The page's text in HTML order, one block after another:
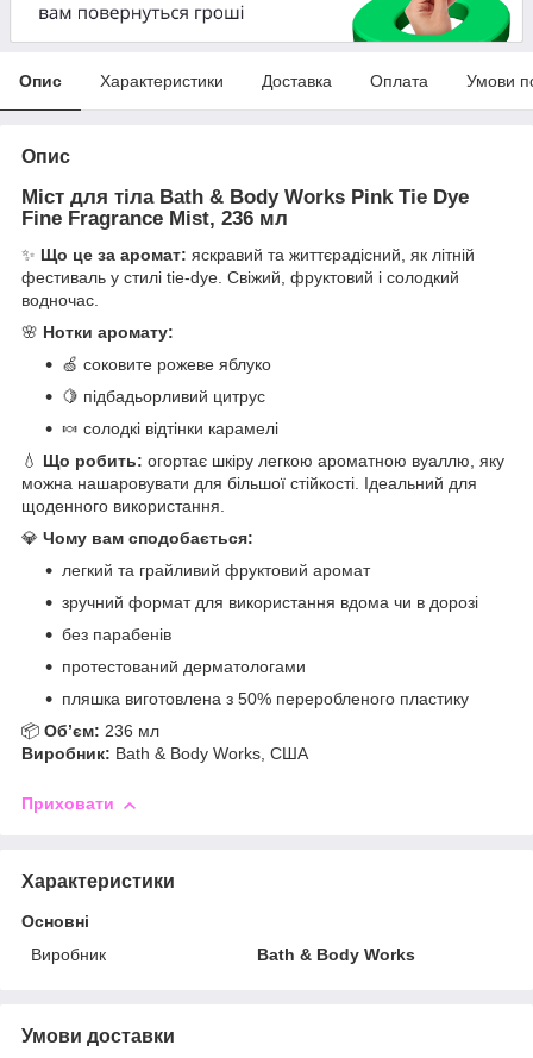
Опис Характеристики Доставка Оплата Умови
Опис
Міст для тіла Bath & Body Works Pink Tie Dye
Fine Fragrance Mist, 236 мл
✨ Що це за аромат: яскравий та життєрадісний, як літній
фестиваль у стилі tie-dye. Свіжий, фруктовий і солодкий
водночас.
🌸 Нотки аромату:
🍏 соковите рожеве яблуко
🍋 підбадьорливий цитрус
🍬 солодкі відтінки карамелі
💧 Що робить: огортає шкіру легкою ароматною вуаллю, яку
можна нашаровувати для більшої стійкості. Ідеальний для
щоденного використання.
💎 Чому вам сподобається:
легкий та грайливий фруктовий аромат
зручний формат для використання вдома чи в дорозі
без парабенів
протестований дерматологами
пляшка виготовлена з 50% переробленого пластику
📦 Об’єм: 236 мл
Виробник: Bath & Body Works, США
Приховати
Характеристики
Основні
Виробник
Bath & Body Works
Умови доставки